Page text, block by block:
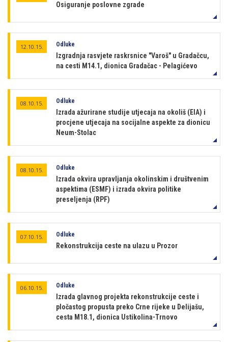
Osiguranje poslovne zgrade
12.10.15. Odluke
Izgradnja rasvjete raskrsnice "Varoš" u Gradačcu,
na cesti M14.1, dionica Gradačac - Pelagićevo
08.10.15. Odluke
Izrada ažurirane studije utjecaja na okoliš (EIA) i
procjene utjecaja na socijalne aspekte za dionicu
Neum-Stolac
08.10.15. Odluke
Izrada okvira upravljanja okolinskim i društvenim
aspektima (ESMF) i izrada okvira politike
preseljenja (RPF)
07.10.15. Odluke
Rekonstrukcija ceste na ulazu u Prozor
06.10.15. Odluke
Izrada glavnog projekta rekonstrukcije ceste i
pločastog propusta preko Crne rijeke u Delijašu,
cesta M18.1, dionica Ustikolina-Trnovo